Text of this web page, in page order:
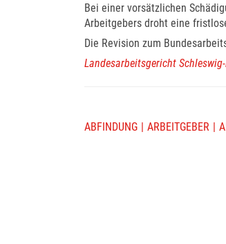
Bei einer vorsätzlichen
Arbeitgebers droht eine
Die Revision zum
Landesarbeitsgericht
ABFINDUNG ARBEITGEBER